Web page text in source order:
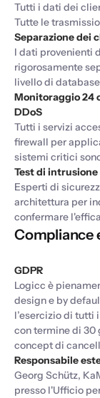
Tutti i dati dei
Tutte le
Separazione dei
I dati provenienti
rigorosamente
livello di
Monitoraggio 24
DDoS
Tutti i servizi
firewall per
sistemi critici
Test di
Esperti di
architettura per
confermare
Compliance
GDPR
Logicc è
design e by
l’esercizio di tutti
con termine di 30
concept di
Responsabile
Georg Schütz,
presso l'Ufficio